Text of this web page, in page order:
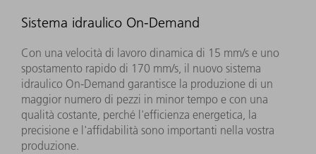
Sistema idraulico On-Demand
Con una velocità di lavoro dinamica di 15 mm/s e uno
spostamento rapido di 170 mm/s, il nuovo sistema
idraulico On-Demand garantisce la produzione di un
maggior numero di pezzi in minor tempo e con una
qualità costante, perché l'efficienza energetica, la
precisione e l'affidabilità sono importanti nella vostra
produzione.